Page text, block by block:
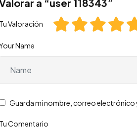
a “user 118343”
Tu Valoración
Name
Guarda mi nombre, correo electrónico
Tu Comentario